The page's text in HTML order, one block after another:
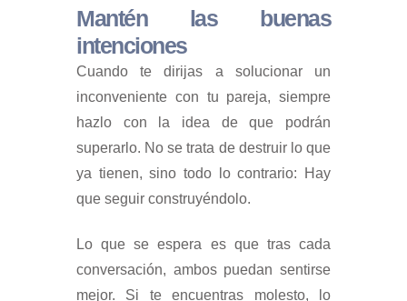
Mantén las buenas
intenciones
Cuando te dirijas a solucionar un
inconveniente con tu pareja, siempre
hazlo con la idea de que podrán
superarlo. No se trata de destruir lo que
ya tienen, sino todo lo contrario: Hay
que seguir construyéndolo.
Lo que se espera es que tras cada
conversación, ambos puedan sentirse
mejor. Si te encuentras molesto, lo